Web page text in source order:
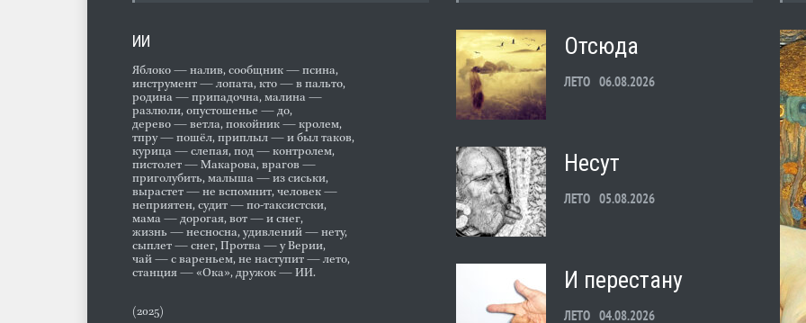
ИИ
Яблоко — налив, сообщник — псина,
инструмент — лопата, кто — в пальто,
родина — припадочна, малина —
разлюли, опустошенье — до,
дерево — ветла, покойник — кролем,
тпру — пошёл, приплыл — и был таков,
курица — слепая, под — контролем,
пистолет — Макарова, врагов —
приголубить, малыша — из сиськи,
вырастет — не вспомнит, человек —
неприятен, судит — по-таксистски,
мама — дорогая, вот — и снег,
жизнь — несносна, удивлений — нету,
сыплет — снег, Протва — у Верии,
чай — с вареньем, не наступит — лето,
станция — «Ока», дружок — ИИ.
(2025)
Отсюда
ЛЕТО 06.08.2026
Несут
ЛЕТО 05.08.2026
И перестану
ЛЕТО 04.08.2026